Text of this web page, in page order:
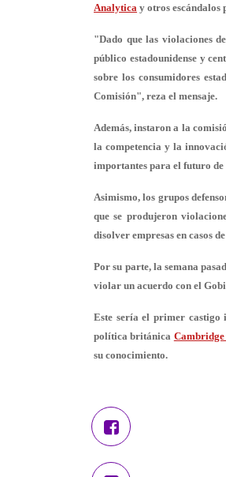
Analytica y otros
"Dado que las violaciones
público estadounidense y
sobre los consumidores
Comisión", reza el mensaje.
Además, instaron a la
la competencia y la
importantes para el futuro
Asimismo, los grupos
que se produjeron
disolver empresas en casos
Por su parte, la semana
violar un acuerdo con el
Este sería el primer castigo
política británica
su conocimiento.